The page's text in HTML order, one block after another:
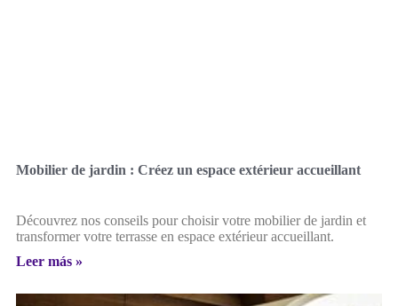
Mobilier de jardin : Créez un espace extérieur accueillant
Découvrez nos conseils pour choisir votre mobilier de jardin et
transformer votre terrasse en espace extérieur accueillant.
Leer más »